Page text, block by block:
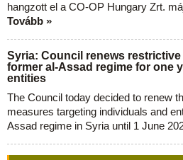
hangzott el a CO-OP Hungary Zrt.
Tovább »
Syria: Council renews
former al-Assad regime for one
entities
The Council today decided to renew
measures targeting individuals and
Assad regime in Syria until 1 June